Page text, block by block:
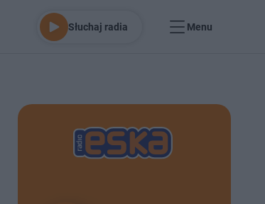
Słuchaj radia Menu